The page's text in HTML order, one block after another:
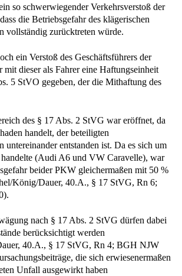
so schwerwiegender Verkehrsverstoß der
die Betriebsgefahr des klägerischen
vollständig zurücktreten würde.
ein Verstoß des Geschäftsführers der
mit dieser als Fahrer eine Haftungseinheit
5 StVO gegeben, der die Mithaftung des
des § 17 Abs. 2 StVG war eröffnet, da
handelt, der beteiligten
untereinander entstanden ist. Da es sich um
(Audi A6 und VW Caravelle), war
beider PKW gleichermaßen mit 50 %
König/Dauer, 40.A., § 17 StVG, Rn 6;
nach § 17 Abs. 2 StVG dürfen dabei
berücksichtigt werden
40.A., § 17 StVG, Rn 4; BGH NJW
die sich erwiesenermaßen
Unfall ausgewirkt haben